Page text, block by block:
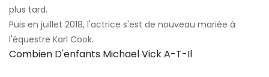
plus tard.
Puis en juillet 2018, l'actrice s'est de nouveau mariée à
l'équestre Karl Cook.
Combien D'enfants Michael Vick A-T-Il